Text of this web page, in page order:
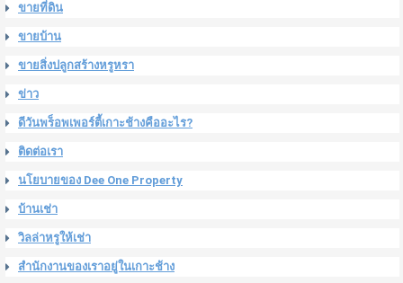
ขายที่ดิน
ขายบ้าน
ขายสิ่งปลูกสร้างหรูหรา
ข่าว
ดีวันพร็อพเพอร์ตี้เกาะช้างคืออะไร?
ติดต่อเรา
นโยบายของ Dee One Property
บ้านเช่า
วิลล่าหรูให้เช่า
สำนักงานของเราอยู่ในเกาะช้าง